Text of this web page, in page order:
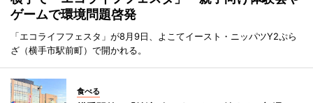
ゲームで環境問題啓発
「エコライフフェスタ」が8月9日、よこてイースト・ニッパツY2ぷら
ざ（横手市駅前町）で開かれる。
食べる